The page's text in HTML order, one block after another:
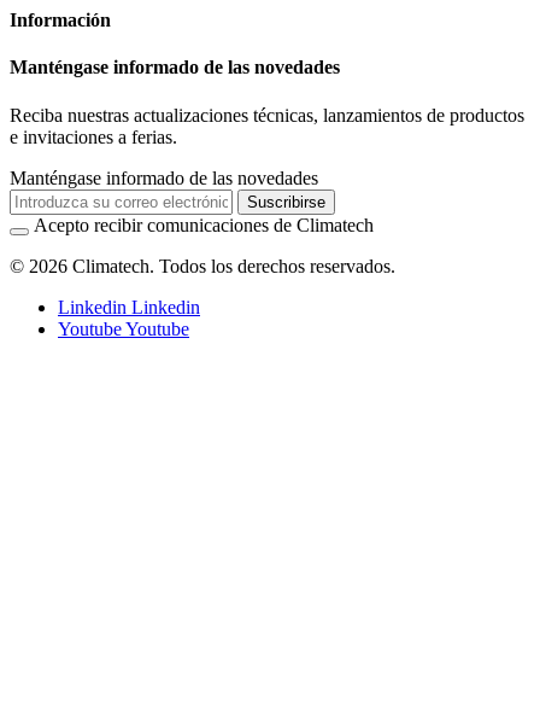
Información
Manténgase informado de las novedades
Reciba nuestras actualizaciones técnicas, lanzamientos de productos
e invitaciones a ferias.
Manténgase informado de las novedades
Suscribirse
Acepto recibir comunicaciones de Climatech
© 2026 Climatech. Todos los derechos reservados.
Linkedin Linkedin
YoutubeYoutube